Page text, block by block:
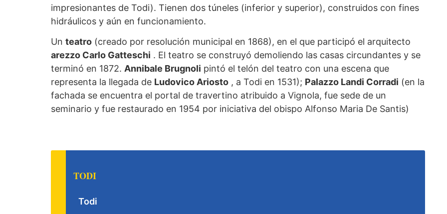
impresionantes de Todi). Tienen dos túneles (inferior y superior), construidos con fines
hidráulicos y aún en funcionamiento.
Un teatro (creado por resolución municipal en 1868), en el que participó el arquitecto
arezzo Carlo Gatteschi . El teatro se construyó demoliendo las casas circundantes y se
terminó en 1872. Annibale Brugnoli pintó el telón del teatro con una escena que
representa la llegada de Ludovico Ariosto , a Todi en 1531); Palazzo Landi Corradi (en la
fachada se encuentra el portal de travertino atribuido a Vignola, fue sede de un
seminario y fue restaurado en 1954 por iniciativa del obispo Alfonso Maria De Santis)
TODI
Todi